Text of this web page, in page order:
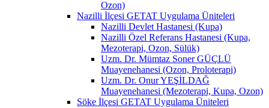
Ozon)
Nazilli İlçesi GETAT Uygulama Üniteleri
Nazilli Devlet Hastanesi (Kupa)
Nazilli Özel Referans Hastanesi (Kupa,
Mezoterapi, Ozon, Sülük)
Uzm. Dr. Mümtaz Soner GÜÇLÜ
Muayenehanesi (Ozon, Proloterapi)
Uzm. Dr. Onur YEŞİLDAĞ
Muayenehanesi (Mezoterapi, Kupa, Ozon)
Söke İlçesi GETAT Uygulama Üniteleri